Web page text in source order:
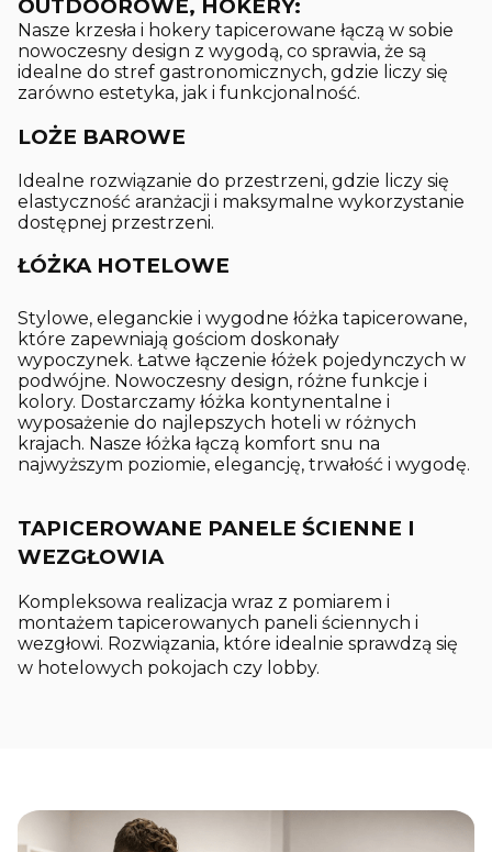
OUTDOOROWE, HOKERY:
Nasze krzesła i hokery tapicerowane łączą w sobie
nowoczesny design z wygodą, co sprawia, że są
idealne do stref gastronomicznych, gdzie liczy się
zarówno estetyka, jak i funkcjonalność.
LOŻE BAROWE
Idealne rozwiązanie do przestrzeni, gdzie liczy się
elastyczność aranżacji i maksymalne wykorzystanie
dostępnej przestrzeni.
ŁÓŻKA HOTELOWE
Stylowe, eleganckie i wygodne łóżka tapicerowane,
które zapewniają gościom doskonały
wypoczynek. Łatwe łączenie łóżek pojedynczych w
podwójne. Nowoczesny design, różne funkcje i
kolory. Dostarczamy łóżka kontynentalne i
wyposażenie do najlepszych hoteli w różnych
krajach. Nasze łóżka łączą komfort snu na
najwyższym poziomie, elegancję, trwałość i wygodę.
TAPICEROWANE PANELE ŚCIENNE I
WEZGŁOWIA
Kompleksowa realizacja wraz z pomiarem i
montażem tapicerowanych paneli ściennych i
wezgłowi. Rozwiązania, które idealnie sprawdzą się
w hotelowych pokojach czy lobby.